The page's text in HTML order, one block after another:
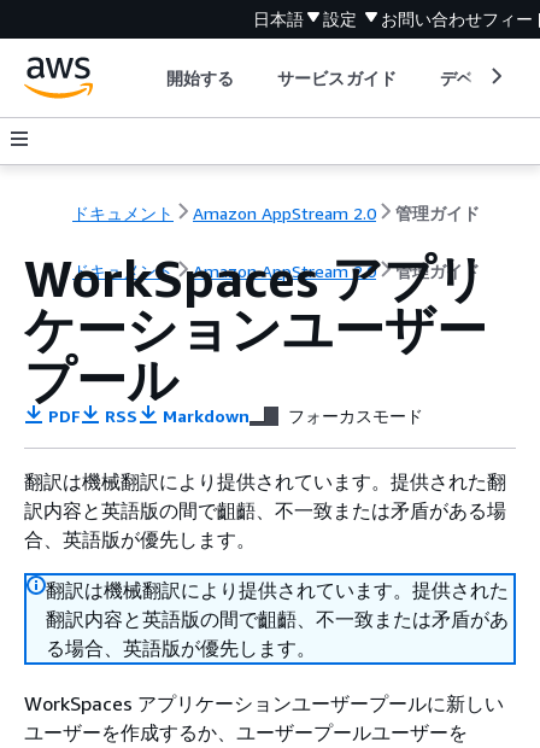
日本語 設定 お問い合わせフィー
開始する サービスガイド デベロッパ
ドキュメント Amazon AppStream 2.0 管理ガイド
ドキュメント Amazon AppStream 2.0 管理ガイド
WorkSpaces アプリ
ケーションユーザー
プール
PDF RSS Markdown フォーカスモード
翻訳は機械翻訳により提供されています。提供された翻
訳内容と英語版の間で齟齬、不一致または矛盾がある場
合、英語版が優先します。
翻訳は機械翻訳により提供されています。提供された
翻訳内容と英語版の間で齟齬、不一致または矛盾があ
る場合、英語版が優先します。
WorkSpaces アプリケーションユーザープールに新しい
ユーザーを作成するか、ユーザープールユーザーを